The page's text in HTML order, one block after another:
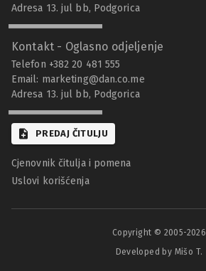
Adresa 13. jul bb, Podgorica
Kontakt - Oglasno odjeljenje
Telefon +382 20 481 555
Email: marketing@dan.co.me
Adresa 13. jul bb, Podgorica
PREDAJ ČITULJU
Cjenovnik čitulja i pomena
Uslovi korišćenja
Copyright © 2005-2026
Developed by Mišo T.